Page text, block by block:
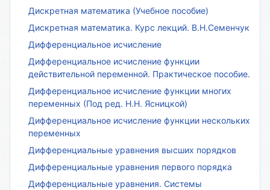
Дискретная математика (Учебное пособие)
Дискретная математика. Курс лекций. В.Н.Семенчук
Дифференциальное исчисление
Дифференциальное исчисление функции
действительной переменной. Практическое пособие.
Дифференциальное исчисление функции многих
переменных (Под ред. Н.Н. Ясницкой)
Дифференциальное исчисление функции нескольких
переменных
Дифференциальные уравнения высших порядков
Дифференциальные уравнения первого порядка
Дифференциальные уравнения. Системы